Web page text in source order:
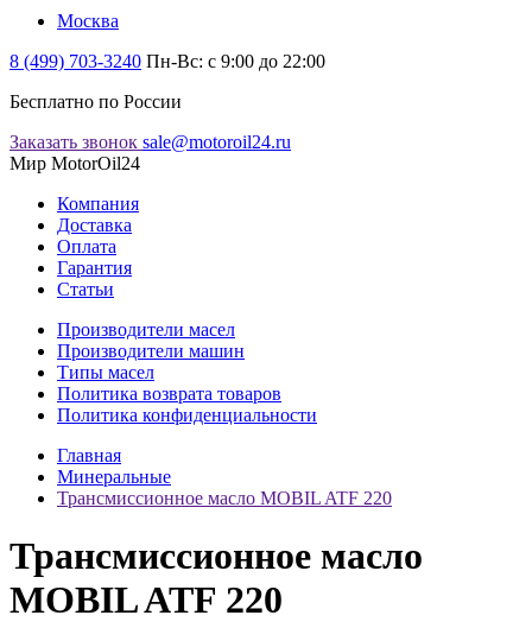
Москва
8 (499) 703-3240 Пн-Вс: с 9:00 до 22:00
Бесплатно по России
Заказать звонок sale@motoroil24.ru
Мир MotorOil24
Компания
Доставка
Оплата
Гарантия
Статьи
Производители масел
Производители машин
Типы масел
Политика возврата товаров
Политика конфиденциальности
Главная
Минеральные
Трансмиссионное масло MOBIL ATF 220
Трансмиссионное масло
MOBIL ATF 220